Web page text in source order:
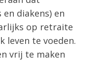
diakens) en
op retraite
leven te voeden.
vrij te maken